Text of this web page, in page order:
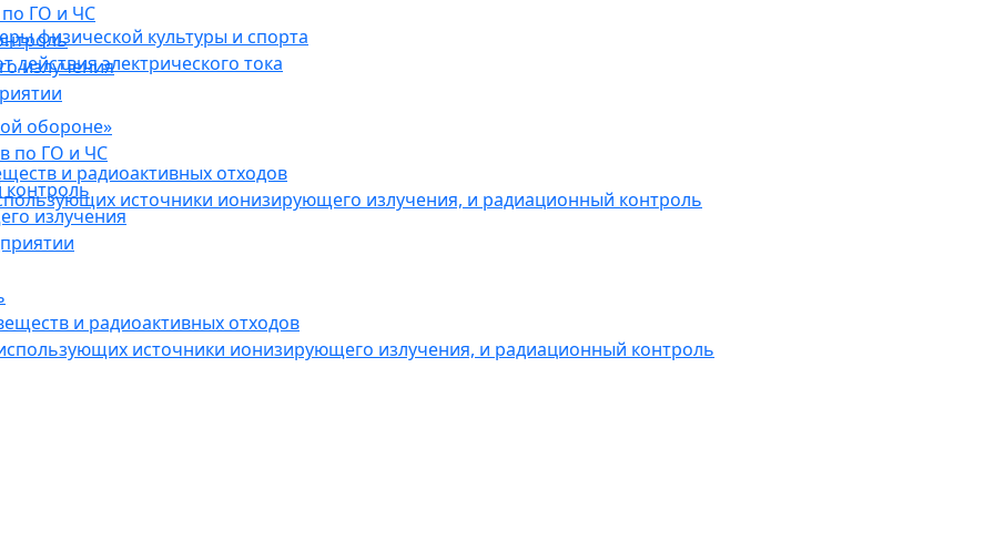
ГО и ЧС
излучения
и радиоактивных отходов
источники ионизирующего излучения, и радиационный контроль
физической культуры и спорта
электрического тока
обороне»
по ГО и ЧС
контроль
излучения
и радиоактивных отходов
источники ионизирующего излучения, и радиационный контроль